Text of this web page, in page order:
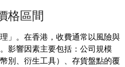
格區間
」。在香港，收費通常以風險與
影響因素主要包括：公司規模
別、衍生工具）、存貨盤點的覆